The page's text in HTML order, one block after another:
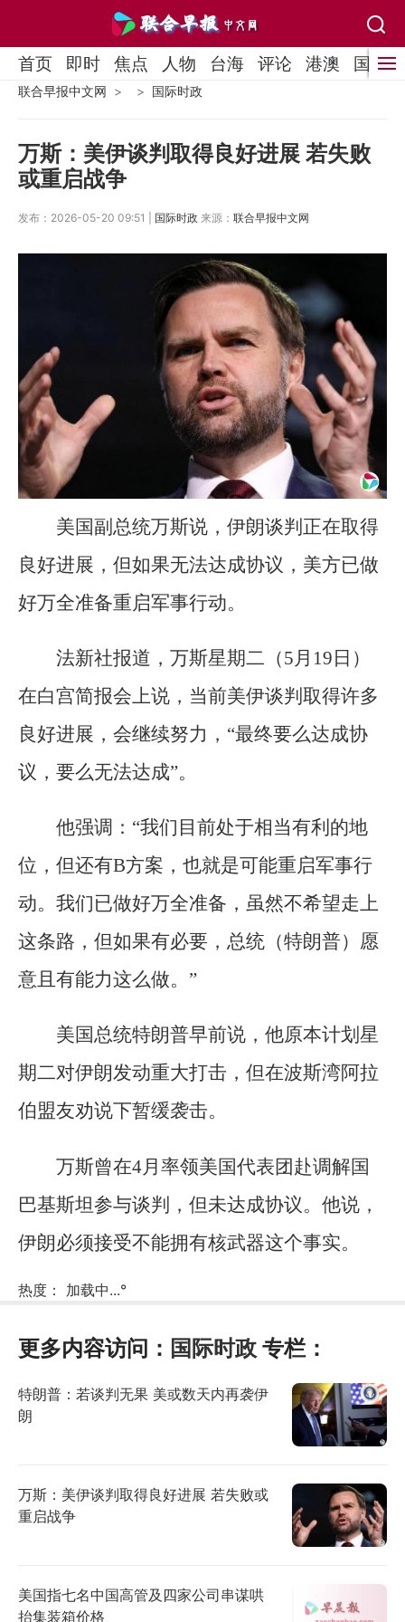
首页 即时 焦点 人物 台海 评论 港澳 国际
联合早报中文网 国际时政
万斯：美伊谈判取得良好进展 若失败
或重启战争
发布：2026-05-20 09:51 | 国际时政 来源： 联合早报中文网
美国副总统万斯说，伊朗谈判正在取得
良好进展，但如果无法达成协议，美方已做
好万全准备重启军事行动。
法新社报道，万斯星期二（5月19日）
在白宫简报会上说，当前美伊谈判取得许多
良好进展，会继续努力，“最终要么达成协
议，要么无法达成”。
他强调：“我们目前处于相当有利的地
位，但还有B方案，也就是可能重启军事行
动。我们已做好万全准备，虽然不希望走上
这条路，但如果有必要，总统（特朗普）愿
意且有能力这么做。”
美国总统特朗普早前说，他原本计划星
期二对伊朗发动重大打击，但在波斯湾阿拉
伯盟友劝说下暂缓袭击。
万斯曾在4月率领美国代表团赴调解国
巴基斯坦参与谈判，但未达成协议。他说，
伊朗必须接受不能拥有核武器这个事实。
热度： 加载中...°
更多内容访问： 国际时政 专栏：
特朗普：若谈判无果 美或数天内再袭伊
朗
万斯：美伊谈判取得良好进展 若失败或
重启战争
美国指七名中国高管及四家公司串谋哄
抬集装箱价格